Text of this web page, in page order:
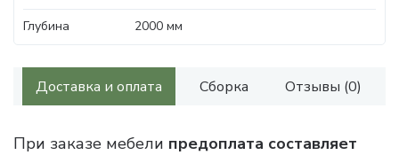
Глубина
2000 мм
Доставка и оплата Сборка Отзывы (0)
При заказе мебели предоплата составляет